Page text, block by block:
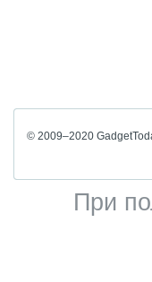
© 2009–2020
При